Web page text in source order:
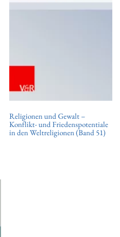
t
Religionen und Gewalt –
Konflikt- und Friedenspotentiale
in den Weltreligionen (Band 51)